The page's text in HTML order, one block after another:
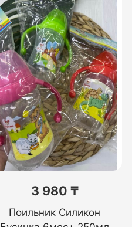
3 980 ₸
Поильник Силикон